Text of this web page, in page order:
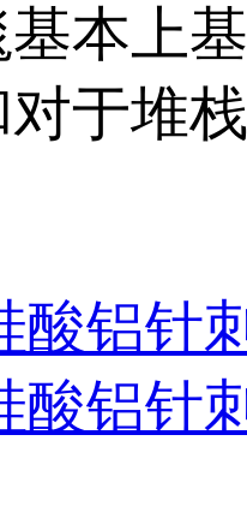
本上
于堆
酸铝针
酸铝针